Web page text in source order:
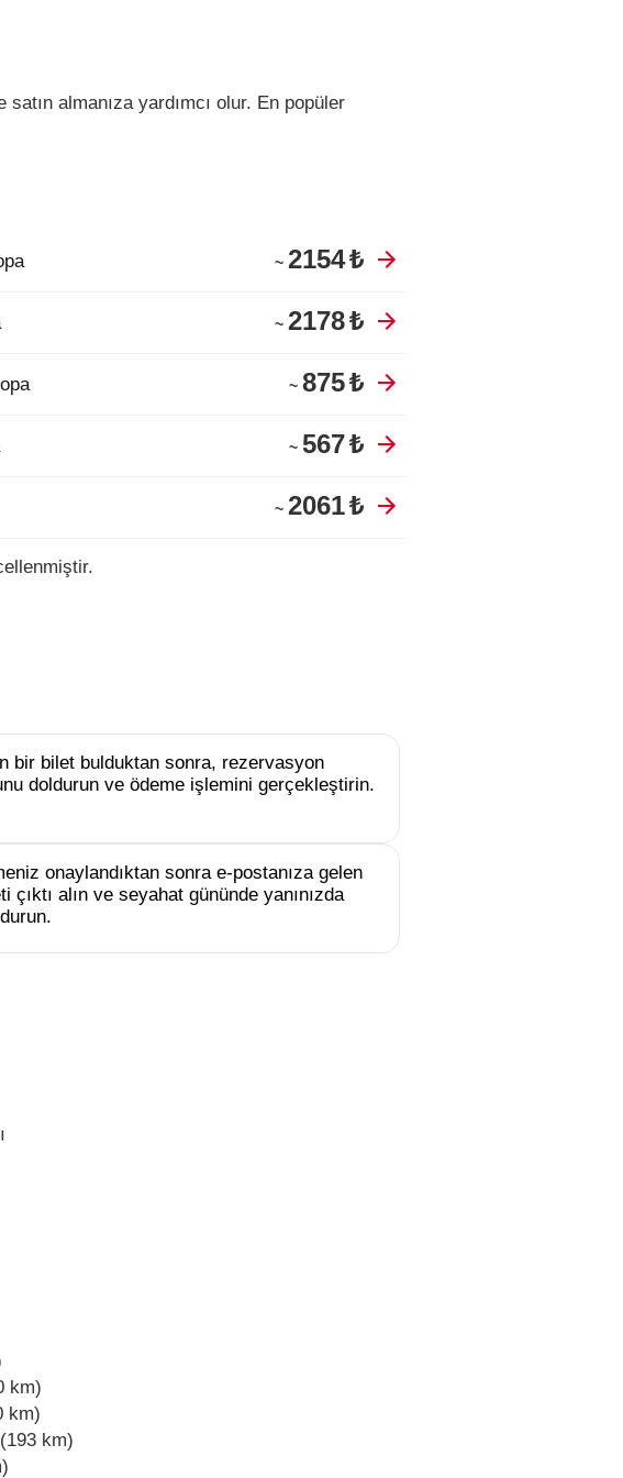
satın almanıza yardımcı olur. En popüler
~ 2154₺
~ 2178₺
~ 875₺
~ 567₺
~ 2061₺
bir bilet bulduktan sonra, rezervasyon
doldurun ve ödeme işlemini gerçekleştirin.
onaylandıktan sonra e-postanıza gelen
çıktı alın ve seyahat gününde yanınızda
km)
(193 km)
km)